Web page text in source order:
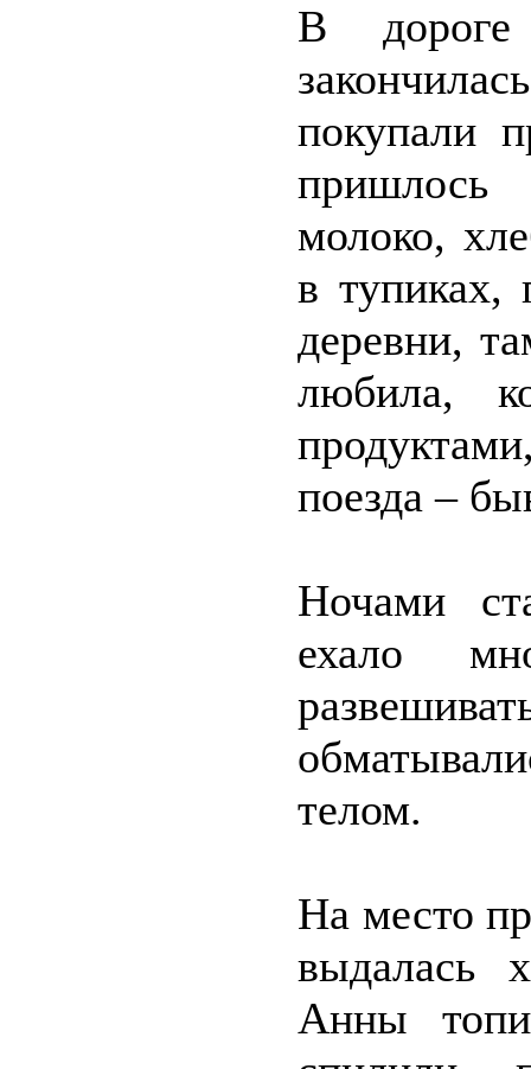
В дороге
покупали
молоко,
в тупиках,
деревни,
любила,
поезда –
Ночами
ехало
телом.
На место
выдалась
Анны